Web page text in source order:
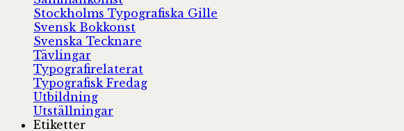
Stockholms Typografiska Gille
Svensk Bokkonst
Svenska Tecknare
Tävlingar
Typografirelaterat
Typografisk Fredag
Utbildning
Utställningar
Etiketter